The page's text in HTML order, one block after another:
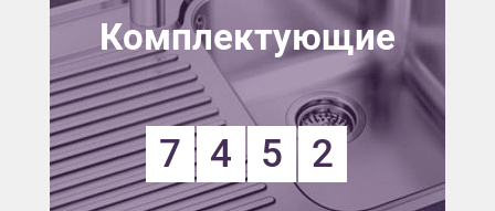
Комплектующие
7 4 5 2